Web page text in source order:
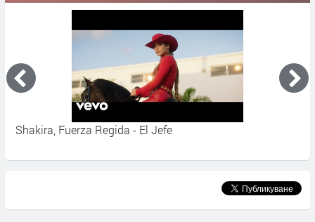
Shakira, Fuerza Regida - El Jefe